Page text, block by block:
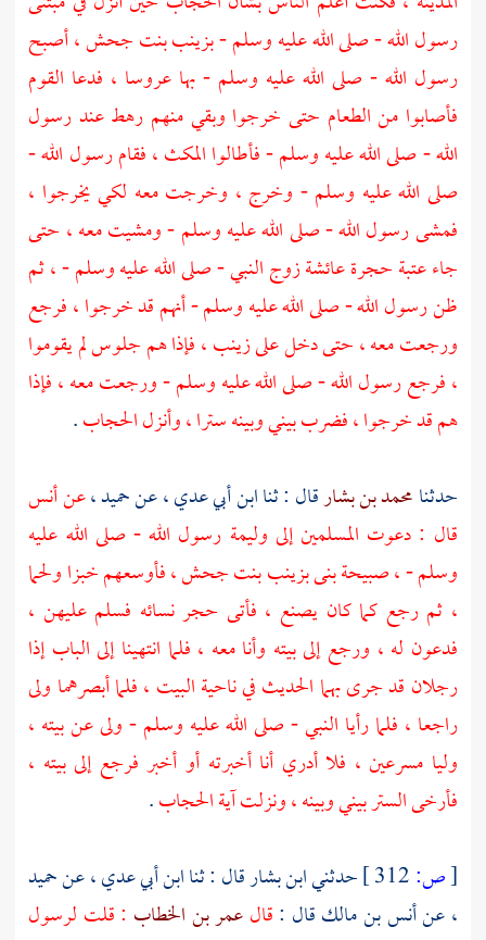
رسول الله - صلى الله عليه وسلم -بزينب بنت جحش ،أصبح
رسول الله - صلى الله عليه وسلم - بها عروسا ، فدعا القوم
فأصابوا من الطعام حتى خرجوا وبقي منهم رهط عند رسول
الله - صلى الله عليه وسلم - فأطالوا المكث ، فقام رسول الله -
صلى الله عليه وسلم - وخرج ، وخرجت معه لكي يخرجوا ،
فمشى رسول الله - صلى الله عليه وسلم - ومشيت معه ، حتى
جاء عتبة حجرةعائشةزوج النبي - صلى الله عليه وسلم - ، ثم
ظن رسول الله - صلى الله عليه وسلم - أنهم قد خرجوا ، فرجع
ورجعت معه ، حتى دخل علىزينب ،فإذا هم جلوس لم يقوموا
، فرجع رسول الله - صلى الله عليه وسلم - ورجعت معه ، فإذا
هم قد خرجوا ، فضرب بيني وبينه سترا ، وأنزل الحجاب.
حدثنامحمد بن بشارقال : ثناابن أبي عدي ،عنحميد ،عنأنس
قال : دعوت المسلمين إلى وليمة رسول الله - صلى الله عليه
وسلم - ، صبيحة بنىبزينب بنت جحش ،فأوسعهم خبزا ولحما
، ثم رجع كما كان يصنع ، فأتى حجر نسائه فسلم عليهن ،
فدعون له ، ورجع إلى بيته وأنا معه ، فلما انتهينا إلى الباب إذا
رجلان قد جرى بهما الحديث في ناحية البيت ، فلما أبصرهما ولى
راجعا ، فلما رأيا النبي - صلى الله عليه وسلم - ولى عن بيته ،
وليا مسرعين ، فلا أدري أنا أخبرته أو أخبر فرجع إلى بيته ،
فأرخى الستر بيني وبينه ، ونزلت آية الحجاب.
[ص: حدثنيابن بشارقال : ثناابن أبي عدي ،عنحميد
،عنأنس بن مالكقال :قالعمر بن الخطاب : قلت لرسول